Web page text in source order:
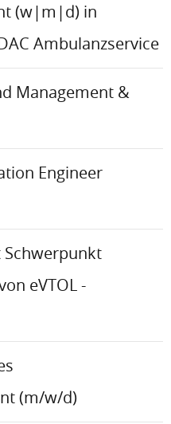
(w|m|d) in
Ambulanzservice
Management &
Engineer
eVTOL -
(m/w/d)